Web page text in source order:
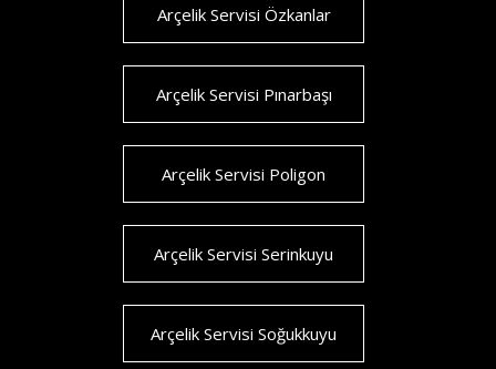
Arçelik Servisi Özkanlar
Arçelik Servisi Pınarbaşı
Arçelik Servisi Poligon
Arçelik Servisi Serinkuyu
Arçelik Servisi Soğukkuyu